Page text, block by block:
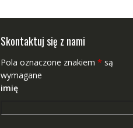
Skontaktuj się z nami
Pola oznaczone znakiem * są
wymagane
imię